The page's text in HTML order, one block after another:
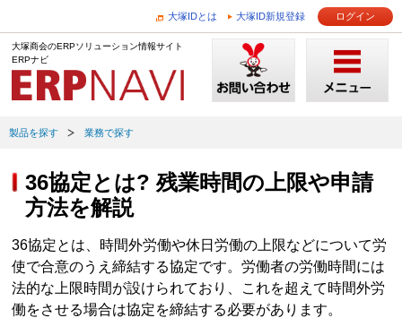
大塚IDとは 大塚ID新規登録 ログイン
大塚商会のERPソリューション情報サイト
ERPナビ
製品を探す 業務で探す
36協定とは? 残業時間の上限や申請
方法を解説
36協定とは、時間外労働や休日労働の上限などについて労
使で合意のうえ締結する協定です。労働者の労働時間には
法的な上限時間が設けられており、これを超えて時間外労
働をさせる場合は協定を締結する必要があります。